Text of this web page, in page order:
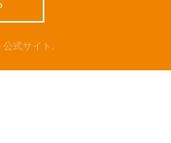
公式サイト .